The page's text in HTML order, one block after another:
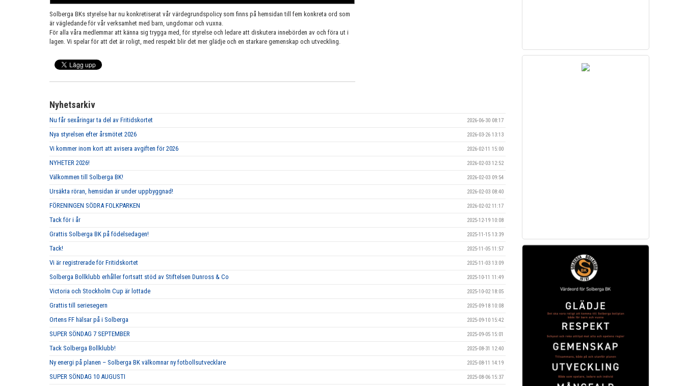
Solberga BKs styrelse har nu konkretiserat vår värdegrundspolicy som finns på hemsidan till fem konkreta ord som
är vägledande för vår verksamhet med barn, ungdomar och vuxna.
För alla våra medlemmar att känna sig trygga med, för styrelse och ledare att diskutera innebörden av och föra ut i
lagen. Vi spelar för att det är roligt, med respekt blir det mer glädje och en starkare gemenskap och utveckling.
Nyhetsarkiv
Nu får sexåringar ta del av Fritidskortet 2026-06-30 08:17
Nya styrelsen efter årsmötet 2026 2026-03-26 13:13
Vi kommer inom kort att avisera avgiften för 2026 2026-02-11 15:00
NYHETER 2026! 2026-02-03 12:52
Välkommen till Solberga BK! 2026-02-03 09:54
Ursäkta röran, hemsidan är under uppbyggnad! 2026-02-03 08:40
FÖRENINGEN SÖDRA FOLKPARKEN 2026-02-02 11:17
Tack för i år 2025-12-19 10:08
Grattis Solberga BK på födelsedagen! 2025-11-15 13:39
Tack! 2025-11-05 11:57
Vi är registrerade för Fritidskortet 2025-11-03 13:09
Solberga Bollklubb erhåller fortsatt stöd av Stiftelsen Dunross & Co 2025-10-11 11:49
Victoria och Stockholm Cup är lottade 2025-10-02 18:05
Grattis till seriesegern 2025-09-18 10:08
Ortens FF hälsar på i Solberga 2025-09-10 15:42
SUPER SÖNDAG 7 SEPTEMBER 2025-09-05 15:01
Tack Solberga Bollklubb! 2025-08-31 12:40
Ny energi på planen – Solberga BK välkomnar ny fotbollsutvecklare 2025-08-11 14:19
SUPER SÖNDAG 10 AUGUSTI 2025-08-06 15:37